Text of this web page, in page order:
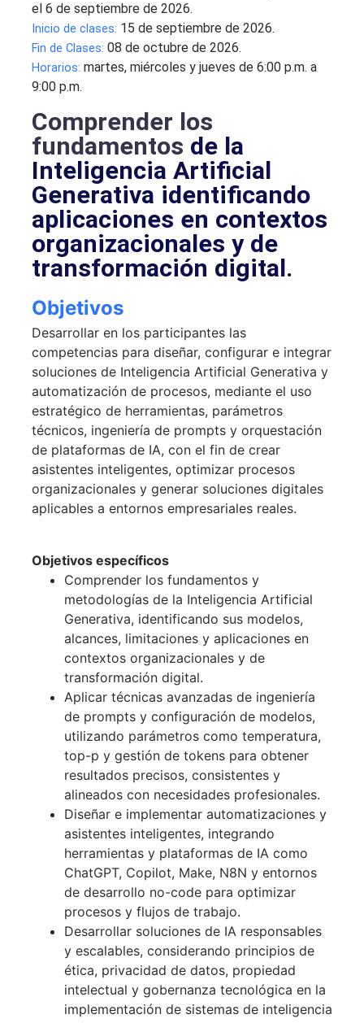
el 6 de septiembre de 2026.
Inicio de clases: 15 de septiembre de 2026.
Fin de Clases: 08 de octubre de 2026.
Horarios: martes, miércoles y jueves de 6:00 p.m. a
9:00 p.m.
Comprender los
fundamentos de la
Inteligencia Artificial
Generativa identificando
aplicaciones en contextos
organizacionales y de
transformación digital.
Objetivos
Desarrollar en los participantes las
competencias para diseñar, configurar e integrar
soluciones de Inteligencia Artificial Generativa y
automatización de procesos, mediante el uso
estratégico de herramientas, parámetros
técnicos, ingeniería de prompts y orquestación
de plataformas de IA, con el fin de crear
asistentes inteligentes, optimizar procesos
organizacionales y generar soluciones digitales
aplicables a entornos empresariales reales.
Objetivos específicos
Comprender los fundamentos y
metodologías de la Inteligencia Artificial
Generativa, identificando sus modelos,
alcances, limitaciones y aplicaciones en
contextos organizacionales y de
transformación digital.
Aplicar técnicas avanzadas de ingeniería
de prompts y configuración de modelos,
utilizando parámetros como temperatura,
top-p y gestión de tokens para obtener
resultados precisos, consistentes y
alineados con necesidades profesionales.
Diseñar e implementar automatizaciones y
asistentes inteligentes, integrando
herramientas y plataformas de IA como
ChatGPT, Copilot, Make, N8N y entornos
de desarrollo no-code para optimizar
procesos y flujos de trabajo.
Desarrollar soluciones de IA responsables
y escalables, considerando principios de
ética, privacidad de datos, propiedad
intelectual y gobernanza tecnológica en la
implementación de sistemas de inteligencia